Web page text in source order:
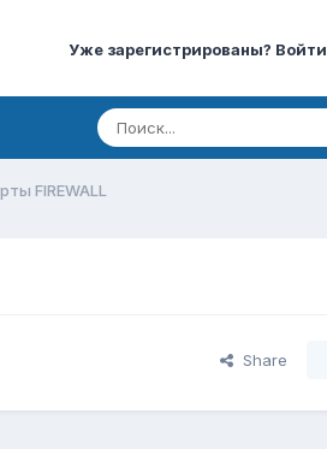
Уже зарегистрированы? Войти
FIREWALL
Share